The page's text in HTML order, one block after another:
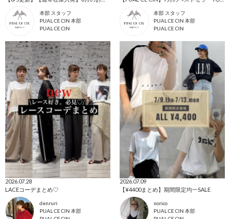
本部 スタッフ
PUAL CE CIN 本部
PUAL CE CIN
本部 スタッフ
PUAL CE CIN 本部
PUAL CE CIN
2026.07.28
LACEコーデまとめ♡
denruri
PUAL CE CIN 本部
2026.07.09
【¥4400まとめ】期間限定均一SALE
norico
PUAL CE CIN 本部